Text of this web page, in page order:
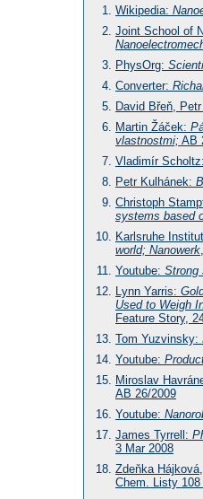
Wikipedia:
Joint School of
PhysOrg:
Converter:
David Břeň,
Martin Žáček:
vlastnostmi; AB
Vladimír
Petr Kulhánek:
Christoph
systems based
Karlsruhe
world; Nanowerk
Youtube: Strong
Lynn Yarris:
Used to Weigh
Feature Story,
Tom Yuzvinsky:
Youtube:
Miroslav
AB 26/2009
Youtube:
James Tyrrell:
3 Mar 2008
Zdeňka
Chem. Listy 108